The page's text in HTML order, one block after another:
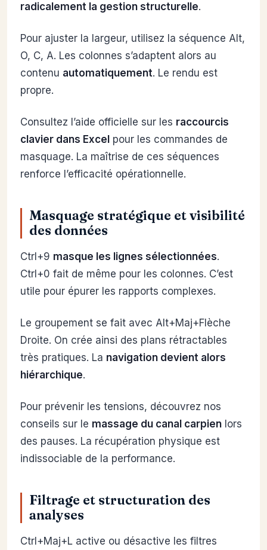
radicalement la gestion structurelle.
Pour ajuster la largeur, utilisez la séquence Alt,
O, C, A. Les colonnes s’adaptent alors au
contenu automatiquement. Le rendu est
propre.
Consultez l’aide officielle sur les raccourcis
clavier dans Excel pour les commandes de
masquage. La maîtrise de ces séquences
renforce l’efficacité opérationnelle.
Masquage stratégique et visibilité
des données
Ctrl+9 masque les lignes sélectionnées.
Ctrl+0 fait de même pour les colonnes. C’est
utile pour épurer les rapports complexes.
Le groupement se fait avec Alt+Maj+Flèche
Droite. On crée ainsi des plans rétractables
très pratiques. La navigation devient alors
hiérarchique.
Pour prévenir les tensions, découvrez nos
conseils sur le massage du canal carpien lors
des pauses. La récupération physique est
indissociable de la performance.
Filtrage et structuration des
analyses
Ctrl+Maj+L active ou désactive les filtres